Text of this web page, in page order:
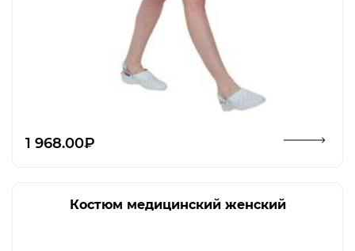
1 968.00₽
Костюм медицинский женский